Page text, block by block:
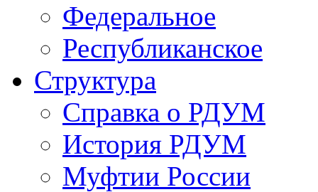
Федеральное
Республиканское
Структура
Справка о РДУМ
История РДУМ
Муфтии России